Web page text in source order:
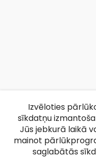
Izvēloties
sīkdatņu
Jūs jebkurā laikā
mainot
saglabātās